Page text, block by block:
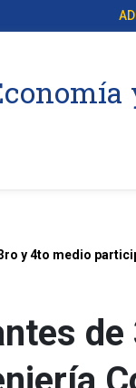
y 4to medio